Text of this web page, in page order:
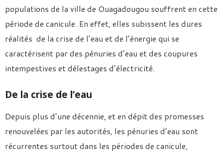
populations de la ville de Ouagadougou souffrent en cette
période de canicule. En effet, elles subissent les dures
réalités de la crise de l’eau et de l’énergie qui se
caractérisent par des pénuries d’eau et des coupures
intempestives et délestages d’électricité.
De la crise de l’eau
Depuis plus d’une décennie, et en dépit des promesses
renouvelées par les autorités, les pénuries d’eau sont
récurrentes surtout dans les périodes de canicule,